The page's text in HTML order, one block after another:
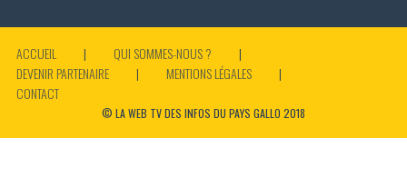
ACCUEIL
QUI SOMMES-NOUS ?
DEVENIR PARTENAIRE
MENTIONS LÉGALES
CONTACT
© LA WEB TV DES INFOS DU PAYS GALLO 2018